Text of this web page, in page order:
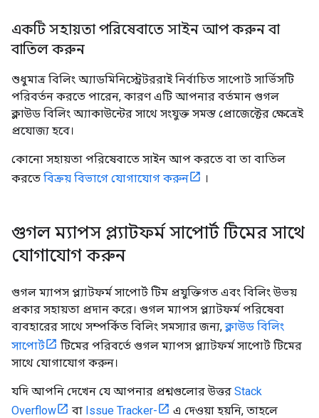
একটি সহায়তা পরিষেবাতে সাইন আপ করুন বা
বাতিল করুন
শুধুমাত্র বিলিং অ্যাডমিনিস্ট্রেটররাই নির্বাচিত সাপোর্ট সার্ভিসটি
পরিবর্তন করতে পারেন, কারণ এটি আপনার বর্তমান গুগল
ক্লাউড বিলিং অ্যাকাউন্টের সাথে সংযুক্ত সমস্ত প্রোজেক্টের ক্ষেত্রেই
প্রযোজ্য হবে।
কোনো সহায়তা পরিষেবাতে সাইন আপ করতে বা তা বাতিল
করতে বিক্রয় বিভাগে যোগাযোগ করুন ।
গুগল ম্যাপস প্ল্যাটফর্ম সাপোর্ট টিমের সাথে
যোগাযোগ করুন
গুগল ম্যাপস প্ল্যাটফর্ম সাপোর্ট টিম প্রযুক্তিগত এবং বিলিং উভয়
প্রকার সহায়তা প্রদান করে। গুগল ম্যাপস প্ল্যাটফর্ম পরিষেবা
ব্যবহারের সাথে সম্পর্কিত বিলিং সমস্যার জন্য,ক্লাউড বিলিং
সাপোর্ট
টিমের পরিবর্তে গুগল ম্যাপস প্ল্যাটফর্ম সাপোর্ট টিমের
সাথে যোগাযোগ করুন।
যদি আপনি দেখেন যে আপনার প্রশ্নগুলোর উত্তর Stack
Overflow
বা Issue Tracker-
এ দেওয়া হয়নি, তাহলে